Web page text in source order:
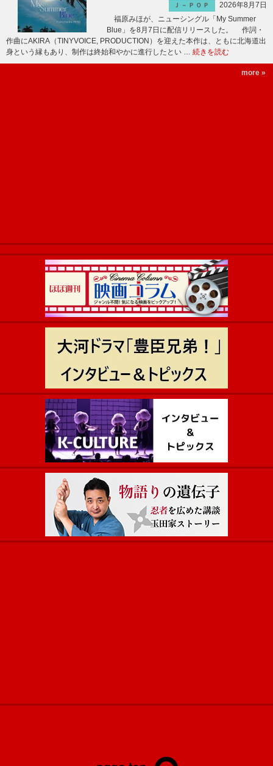
Ｊ－ＰＯＰ
2026年8月7日
福原みほが、ニューシングル「My Summer
Blue」を8月7日に配信リリースした。 作詞・
作曲にAKIRA（TINYVOICE, PRODUCTION）を迎えた本作は、ともに北海道出
身という縁もあり、制作は終始和やかに進行したとい … 続きを読む
more »